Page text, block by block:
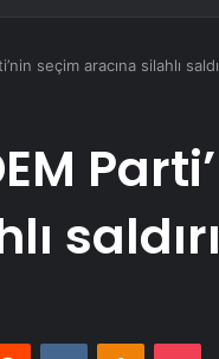
seçim aracına silahlı
saldırı
Reddit VKontakte